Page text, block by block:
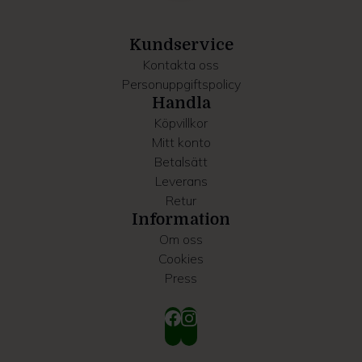
Kundservice
Kontakta oss
Personuppgiftspolicy
Handla
Köpvillkor
Mitt konto
Betalsätt
Leverans
Retur
Information
Om oss
Cookies
Press